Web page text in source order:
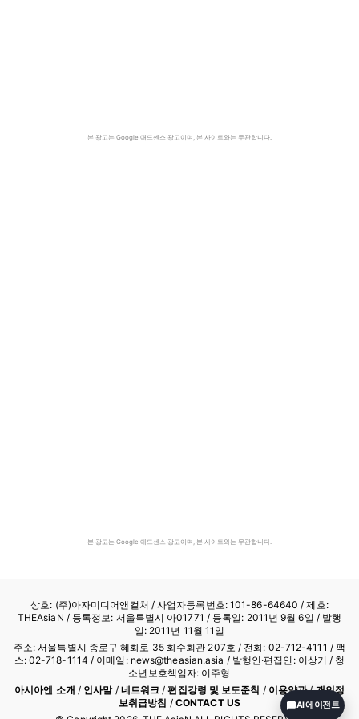
본 광고는 Google 애드센스 광고이며, 본 사이트와는 무관합니다.
본 광고는 Google 애드센스 광고이며, 본 사이트와는 무관합니다.
상호: (주)아자미디어앤컬처 /사업자등록번호: 101-86-64640 / 제호:
THEAsiaN / 등록정보: 서울특별시 아01771 / 등록일: 2011년 9월 6일 / 발행
일: 2011년 11월 11일
주소: 서울특별시 종로구 혜화로 35 화수회관 207호 / 전화: 02-712-4111 / 팩
스: 02-718-1114 / 이메일: news@theasian.asia / 발행인·편집인: 이상기 / 청
소년보호책임자: 이주형
아시아엔 소개 / 인사말/ 네트워크 /편집강령 및 보도준칙 / 이용약관/개인정
보취급방침 / CONTACT US
AI 에이전트